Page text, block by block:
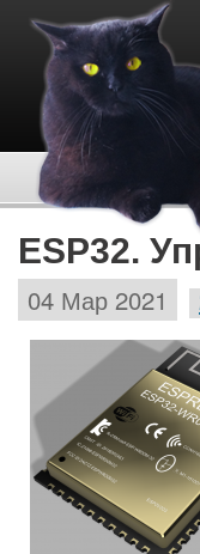
ESP32.
04 Мар 2021